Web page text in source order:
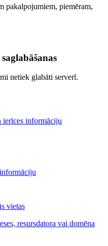
pakalpojumiem, piemēram,
netiek glabāti serverī.
ierīces informāciju
vietas
resursdatora vai domēna